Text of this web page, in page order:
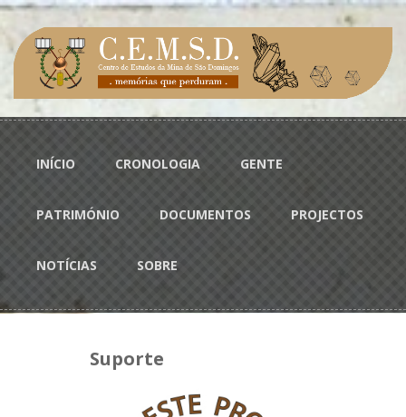
Passar para o conteúdo principal
Menu principal
INÍCIO CRONOLOGIA GENTE
PATRIMÓNIO DOCUMENTOS PROJECTOS
NOTÍCIAS SOBRE
Suporte